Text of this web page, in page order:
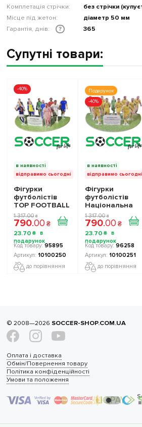
Комплетація стрічки:
без стрічки
Місце під жетон:
діаметр 50 мм
Гарантія, днів:
? 365
Супутні товари:
-40%
в наявності
відправимо сьогодні
Фігурки
футболістів
TOP FOOTBALL
STARS - Набір
The Football
Stars
Collection 1
10100250
1 317.00 ₴
790.00 ₴
23.70 ₴
95895
10100250
до порівняння
Подарунок
-40%
в наявності
відправимо сьогодні
Фігурки
футболістів
Національна
Збірна України
TOP FOOTBALL
STARS
Collection 2
10100251
1 317.00 ₴
790.00 ₴
23.70 ₴
96258
10100251
до порівняння
© 2008—2026 SOCCER-SHOP.COM.UA
Оплата і доставка
Обмін/Повернення товару
Політика конфіденційності
Умови та положення